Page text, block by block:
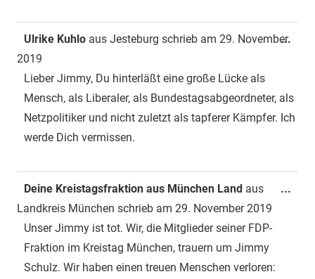
Ulrike Kuhlo aus Jesteburg schrieb am 29. November
2019
Lieber Jimmy, Du hinterläßt eine große Lücke als
Mensch, als Liberaler, als Bundestagsabgeordneter, als
Netzpolitiker und nicht zuletzt als tapferer Kämpfer. Ich
werde Dich vermissen.
...
Deine Kreistagsfraktion aus München Land aus
Landkreis München schrieb am 29. November 2019
Unser Jimmy ist tot. Wir, die Mitglieder seiner FDP-
Fraktion im Kreistag München, trauern um Jimmy
Schulz. Wir haben einen treuen Menschen verloren:
...